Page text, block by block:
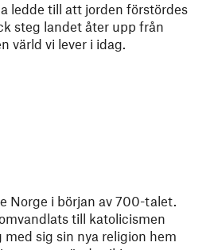
ledde till att jorden förstördes
steg landet åter upp från
värld vi lever i idag.
Norge i början av 700-talet.
till katolicismen
med sig sin nya religion hem